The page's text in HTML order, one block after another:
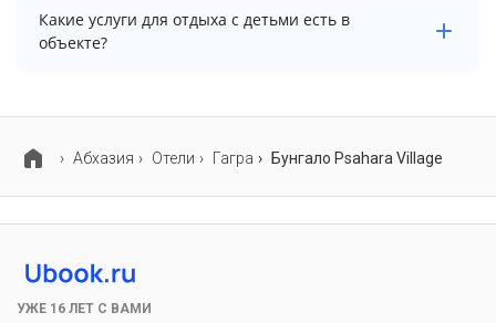
Проживание с домашними животными разрешено.
Однако, это может оплачиваться дополнительно.
Какие услуги для отдыха с детьми есть в
объекте?
Абхазия Отели Гагра Бунгало Psahara Village
УЖЕ 16 ЛЕТ С ВАМИ